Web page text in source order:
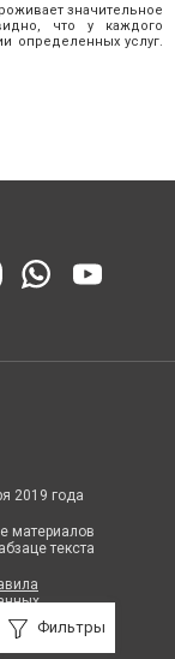
значительное
что у каждого
определенных услуг.
нормального
у вас много времени.
разделе "Услуги
просмотреть уйму
телефонов для
Так вы сможете
режиме.
Фильтры
2019 года
материалов
текста